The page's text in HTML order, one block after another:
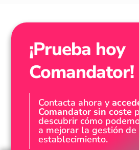
¡Prueba hoy
Comandator!
Contacta ahora y
Comandator sin coste
descubrir cómo
a mejorar la gestión de
establecimiento.